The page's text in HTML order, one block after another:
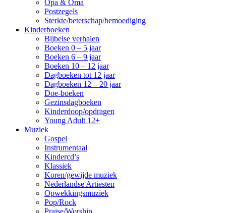
Opa & Oma
Postzegels
Sterkte/beterschap/bemoediging
Kinderboeken
Bijbelse verhalen
Boeken 0 – 5 jaar
Boeken 6 – 9 jaar
Boeken 10 – 12 jaar
Dagboeken tot 12 jaar
Dagboeken 12 – 20 jaar
Doe-boeken
Gezinsdagboeken
Kinderdoop/opdragen
Young Adult 12+
Muziek
Gospel
Instrumentaal
Kindercd’s
Klassiek
Koren/gewijde muziek
Nederlandse Artiesten
Opwekkingsmuziek
Pop/Rock
Praise/Worship